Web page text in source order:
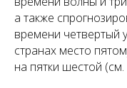
а также
времени четвертый
странах место
на пятки шестой